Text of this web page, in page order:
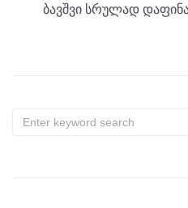
ბავშვი სრულად